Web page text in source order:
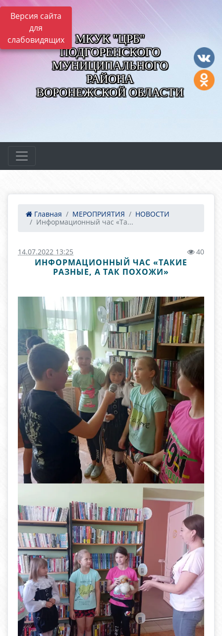
Версия сайта
для
слабовидящих
МКУК "ЦРБ"
ПОДГОРЕНСКОГО
МУНИЦИПАЛЬНОГО
РАЙОНА
ВОРОНЕЖСКОЙ ОБЛАСТИ
Главная МЕРОПРИЯТИЯ
НОВОСТИ
Информационный час «Та...
14.07.2022 13:25 40
ИНФОРМАЦИОННЫЙ ЧАС «ТАКИЕ
РАЗНЫЕ, А ТАК ПОХОЖИ»